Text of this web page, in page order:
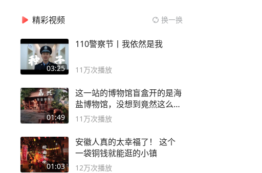
精彩视频 换一换
03:25
110警察节丨我依然是我
11万次播放
01:49
这一站的博物馆盲盒开的是海
盐博物馆，没想到竟然这么好
逛！
11万次播放
01:03
安徽人真的太幸福了！ 这个
一袋铜钱就能逛的小镇
12万次播放